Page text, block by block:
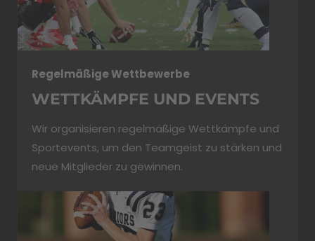
Regelmäßige Wettbewerbe
WETTKÄMPFE UND EVENTS
Wir organisieren regelmäßige Wettkämpfe und
Sportevents, um den Teamgeist zu stärken und
neue Mitglieder zu gewinnen.